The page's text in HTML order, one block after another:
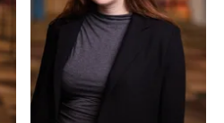
Cassy Juhasz